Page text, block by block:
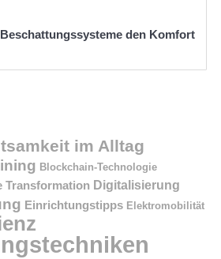
den Komfort
im Alltag
Blockchain-Technologie
Transformation Digitalisierung
Einrichtungstipps Elektromobilität